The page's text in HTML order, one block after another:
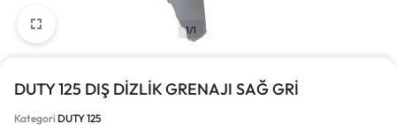
1/1
DUTY 125 DIŞ DİZLİK GRENAJI SAĞ GRİ
Kategori DUTY 125